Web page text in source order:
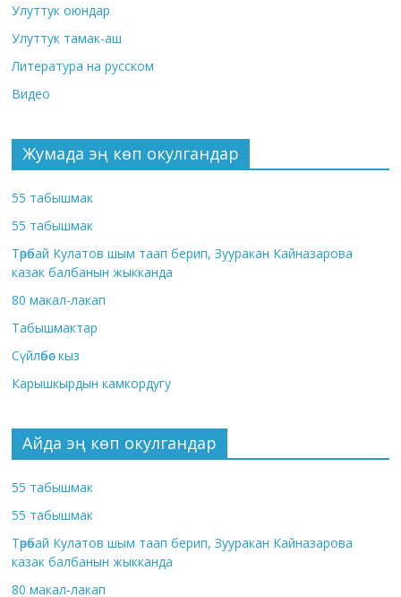
Улуттук оюндар
Улуттук тамак-аш
Литература на русском
Видео
Жумада эң көп окулгандар
55 табышмак
55 табышмак
Төрөбай Кулатов шым таап берип, Зууракан Кайназарова
казак балбанын жыкканда
80 макал-лакап
Табышмактар
Сүйлөбөс кыз
Карышкырдын камкордугу
Айда эң көп окулгандар
55 табышмак
55 табышмак
Төрөбай Кулатов шым таап берип, Зууракан Кайназарова
казак балбанын жыкканда
80 макал-лакап